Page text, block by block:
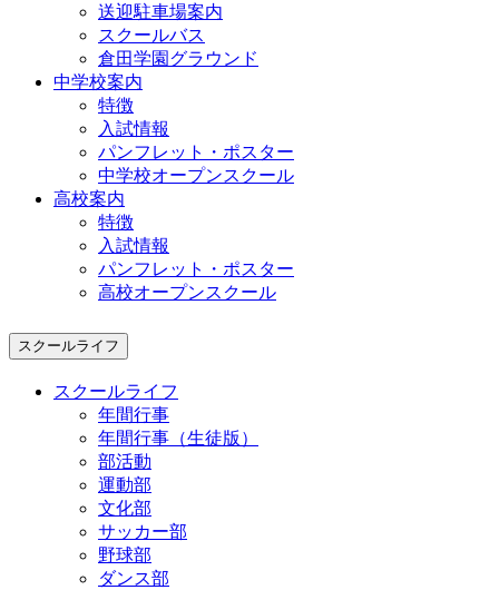
送迎駐車場案内
スクールバス
倉田学園グラウンド
中学校案内
特徴
入試情報
パンフレット・ポスター
中学校オープンスクール
高校案内
特徴
入試情報
パンフレット・ポスター
高校オープンスクール
スクールライフ
スクールライフ
年間行事
年間行事（生徒版）
部活動
運動部
文化部
サッカー部
野球部
ダンス部